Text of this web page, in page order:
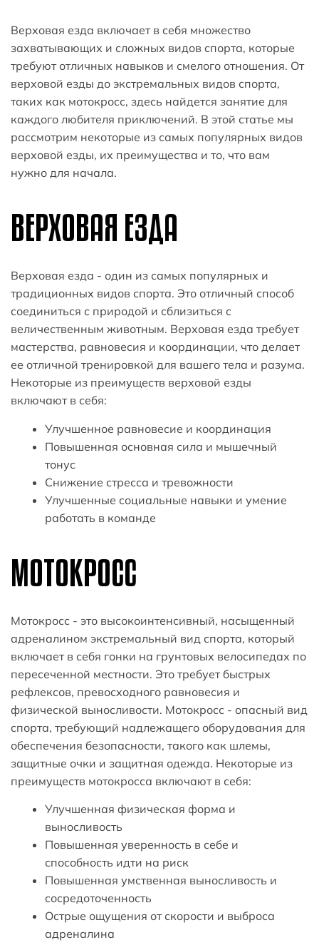
Верховая езда включает в себя множество
захватывающих и сложных видов спорта, которые
требуют отличных навыков и смелого отношения. От
верховой езды до экстремальных видов спорта,
таких как мотокросс, здесь найдется занятие для
каждого любителя приключений. В этой статье мы
рассмотрим некоторые из самых популярных видов
верховой езды, их преимущества и то, что вам
нужно для начала.
ВЕРХОВАЯ ЕЗДА
Верховая езда - один из самых популярных и
традиционных видов спорта. Это отличный способ
соединиться с природой и сблизиться с
величественным животным. Верховая езда требует
мастерства, равновесия и координации, что делает
ее отличной тренировкой для вашего тела и разума.
Некоторые из преимуществ верховой езды
включают в себя:
Улучшенное равновесие и координация
Повышенная основная сила и мышечный
тонус
Снижение стресса и тревожности
Улучшенные социальные навыки и умение
работать в команде
МОТОКРОСС
Мотокросс - это высокоинтенсивный, насыщенный
адреналином экстремальный вид спорта, который
включает в себя гонки на грунтовых велосипедах по
пересеченной местности. Это требует быстрых
рефлексов, превосходного равновесия и
физической выносливости. Мотокросс - опасный вид
спорта, требующий надлежащего оборудования для
обеспечения безопасности, такого как шлемы,
защитные очки и защитная одежда. Некоторые из
преимуществ мотокросса включают в себя:
Улучшенная физическая форма и
выносливость
Повышенная уверенность в себе и
способность идти на риск
Повышенная умственная выносливость и
сосредоточенность
Острые ощущения от скорости и выброса
адреналина